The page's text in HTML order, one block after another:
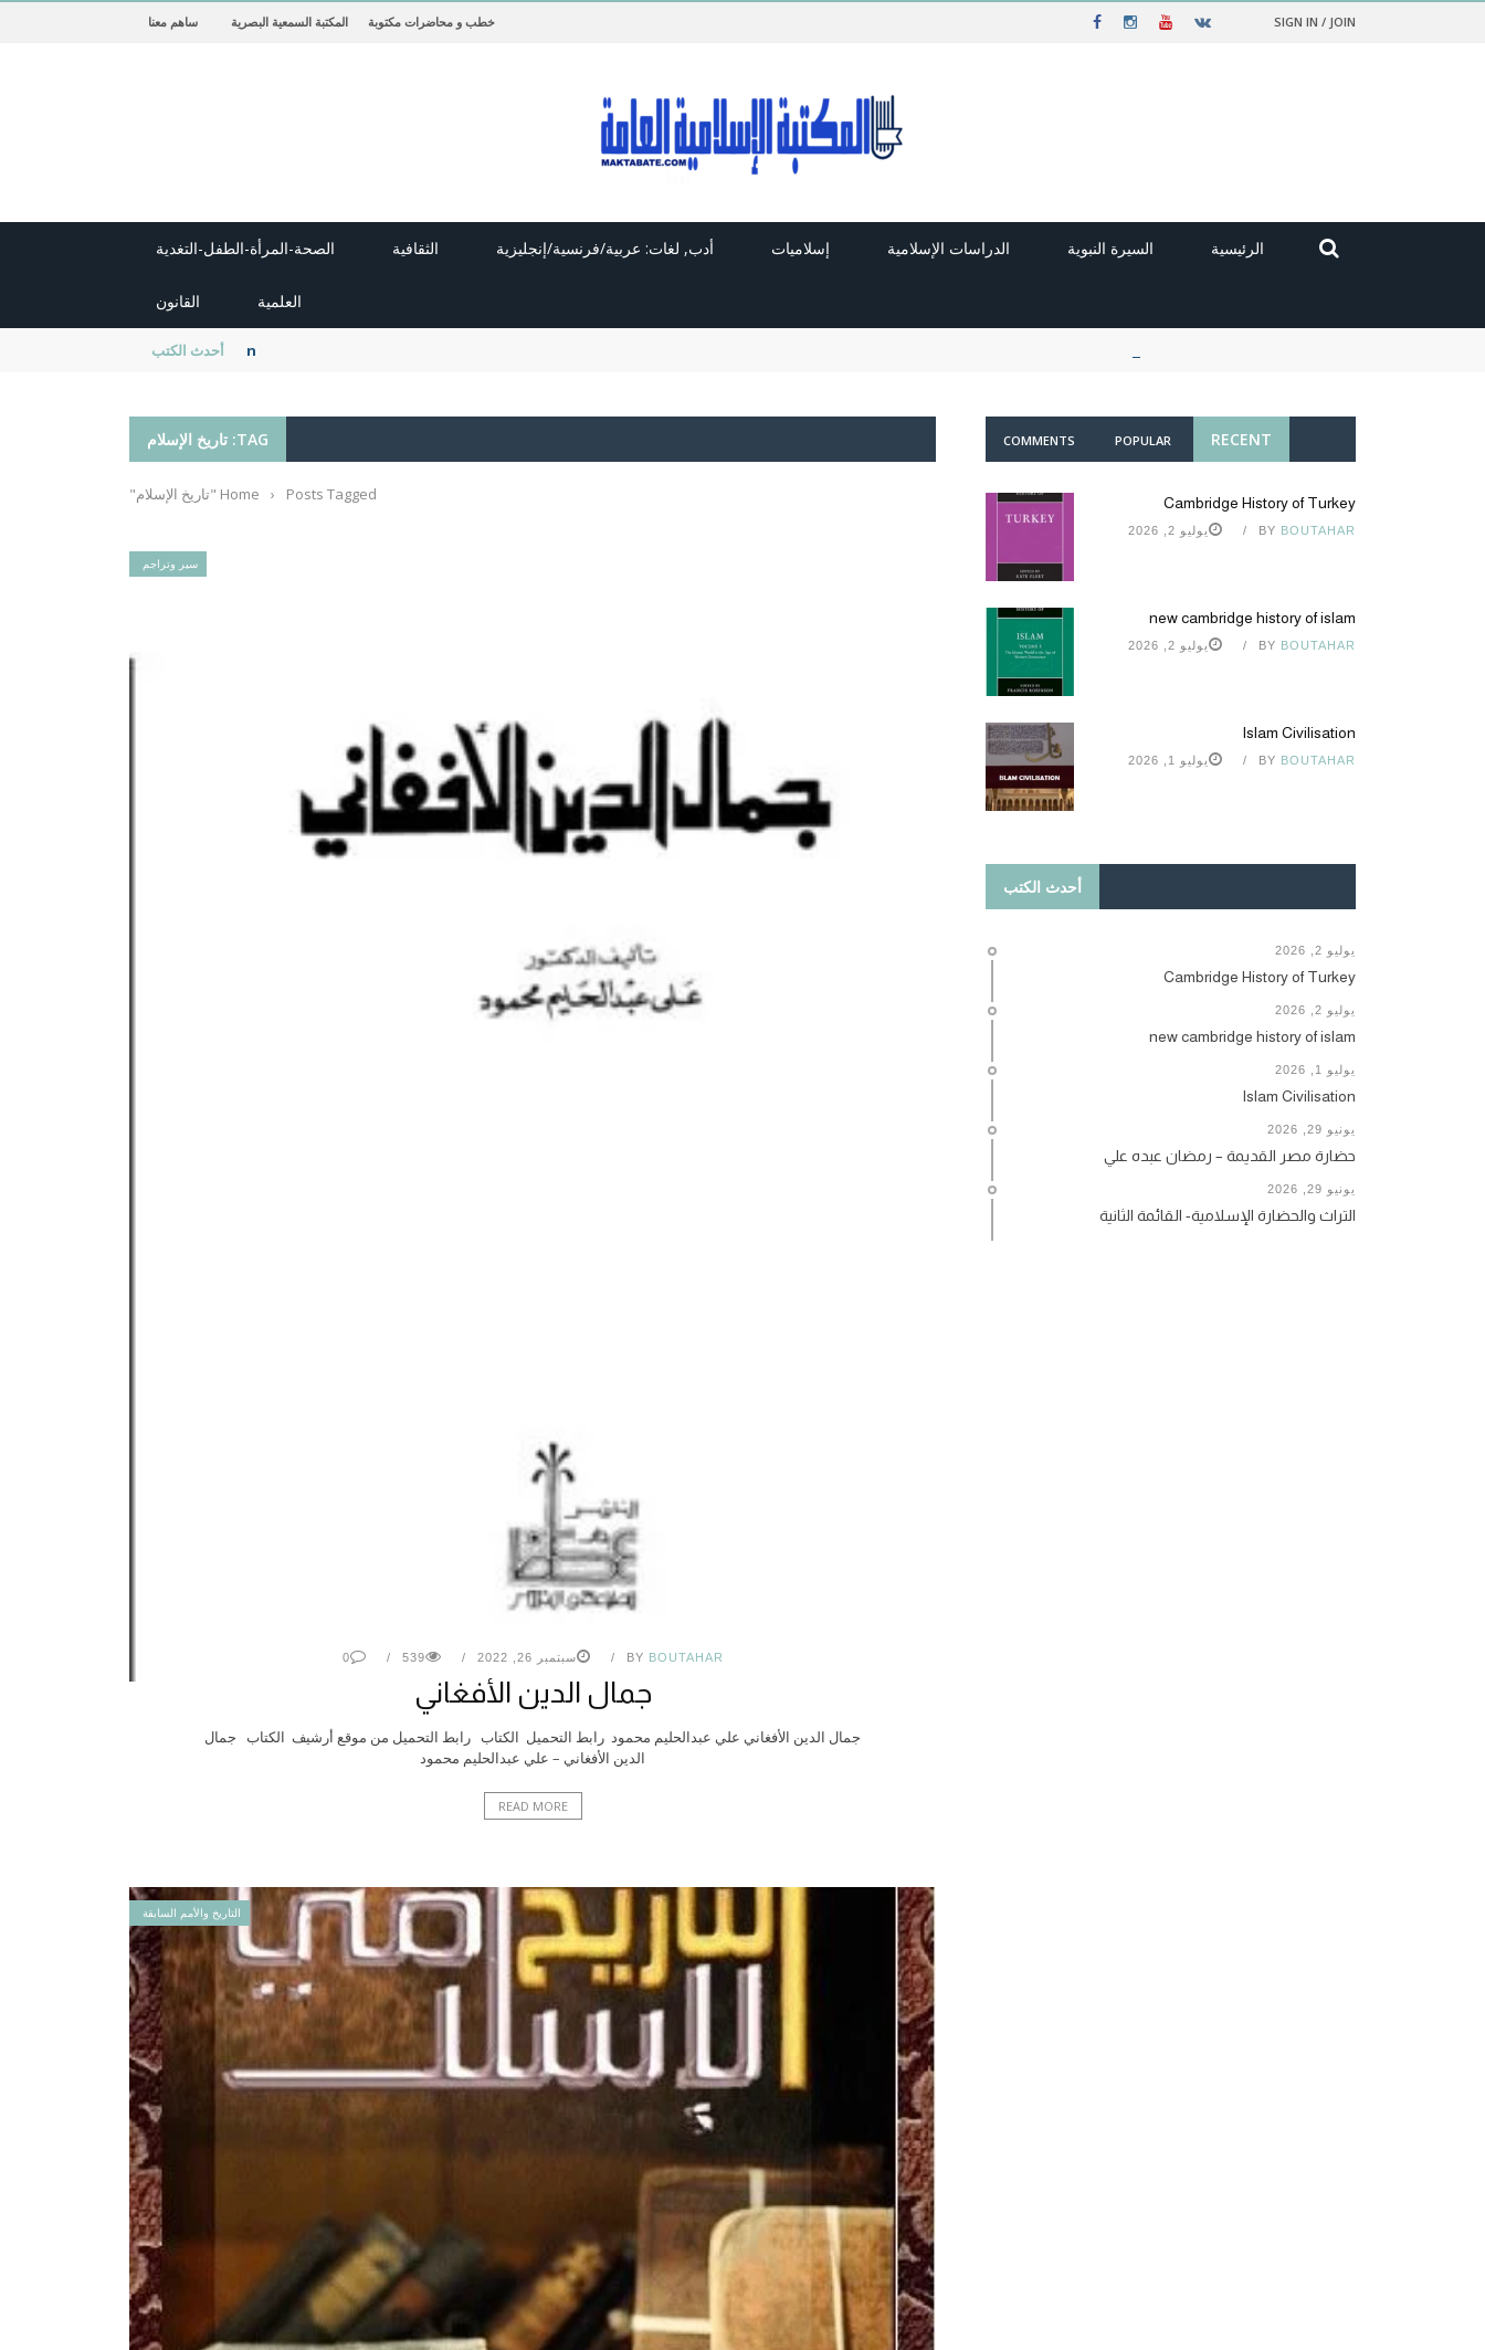
SIGN IN / JOIN خطب و محاضرات مكتوبة المكتبة السمعية البصرية ساهم معنا
الرئيسية السيرة النبوية الدراسات الإسلامية إسلاميات أدب, لغات: عربية/فرنسية/إنجليزية الثقافية الصحة-المرأة-الطفل-التغدية
العلمية القانون
أحدث الكتب new cambridge history of islam
TAG: تاريخ الإسلام
Home › Posts Tagged "تاريخ الإسلام"
سير وتراجم
BY BOUTAHAR سبتمبر 26, 2022 539
0
جمال الدين الأفغاني
جمال الدين الأفغاني علي عبدالحليم محمود رابط التحميل الكتاب رابط التحميل من موقع أرشيف الكتاب جمال
الدين الأفغاني – علي عبدالحليم محمود
READ MORE
التاريخ والأمم السابقة
RECENT
POPULAR
COMMENTS
Cambridge History of Turkey
BY BOUTAHAR يوليو 2, 2026
new cambridge history of islam
BY BOUTAHAR يوليو 2, 2026
Islam Civilisation
BY BOUTAHAR يوليو 1, 2026
أحدث الكتب
يوليو 2, 2026
Cambridge History of Turkey
يوليو 2, 2026
new cambridge history of islam
يوليو 1, 2026
Islam Civilisation
يونيو 29, 2026
حضارة مصر القديمة – رمضان عبده علي
يونيو 29, 2026
التراث والحضارة الإسلامية- القائمة الثانية